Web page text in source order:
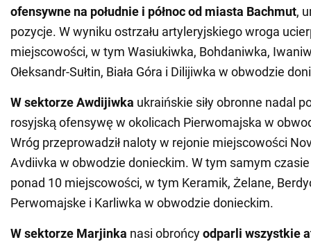
ofensywne na południe i północ od miasta Bachmut,
pozycje. W wyniku ostrzału artyleryjskiego wroga
miejscowości, w tym Wasiukiwka, Bohdaniwka,
Ołeksandr-Sułtin, Biała Góra i Dilijiwka w obwodzie
W sektorze Awdijiwka ukraińskie siły obronne nadal
rosyjską ofensywę w okolicach Pierwomajska w
Wróg przeprowadził naloty w rejonie miejscowości
Avdiivka w obwodzie donieckim. W tym samym czasie
ponad 10 miejscowości, w tym Keramik, Żelane,
Perwomajske i Karliwka w obwodzie donieckim.
W sektorze Marjinka nasi obrońcyodparli wszystkie